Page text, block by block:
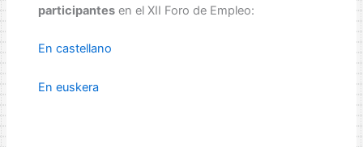
participantesen el XII Foro de Empleo:
En castellano
En euskera